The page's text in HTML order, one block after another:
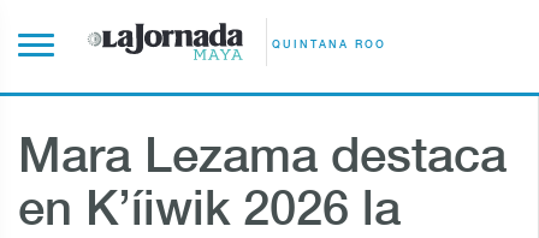
QUINTANA ROO
Mara Lezama destaca
en K’íiwik 2026 la